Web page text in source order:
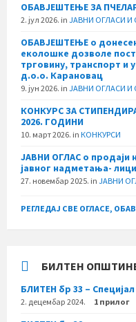
ОБАВЈЕШТЕЊЕ ЗА
2. јул 2026. in ЈАВНИ ОГЛАСИ
ОБАВЈЕШТЕЊЕ о
еколошке дозволе
трговину, транспорт и
д.о.о. Карановац
9. јун 2026. in ЈАВНИ ОГЛАСИ
КОНКУРС ЗА
2026. ГОДИНИ
10. март 2026. in КОНКУРСИ
ЈАВНИ ОГЛАС о продаји
јавног надметања-
27. новембар 2025. in ЈАВНИ
РЕГЛЕДАЈ СВЕ ОГЛАСЕ,
БИЛТЕН
БЛИТЕН бр 33 – Специјал
2. децембар 2024. 1 прилог